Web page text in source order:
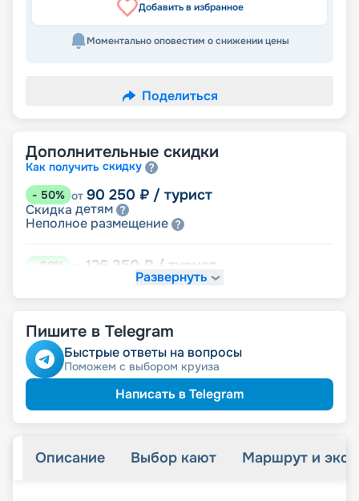
Добавить в избранное
Моментально оповестим о снижении цены
Поделиться
Дополнительные скидки
Как получить скидку
- 50% от 90 250 ₽ / турист
Скидка детям
Неполное размещение
30% 126 350 ₽ / турист
Скидки за размещение на дополнительных
-10% от 162 450 ₽/ турист
Скидкапенсионерам
Скидка сотрудникам силовыхведомств
Скидкаветеранам
Скидка многодетнымсемьям
Развернуть
Пишите в Telegram
Быстрые ответы на вопросы
Поможем с выбором круиза
Написать в Telegram
Описание Выбор кают Маршрут и